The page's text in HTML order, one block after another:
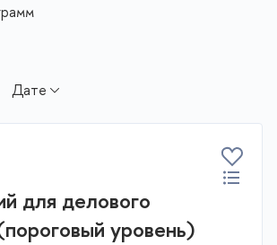
для делового
уровень)